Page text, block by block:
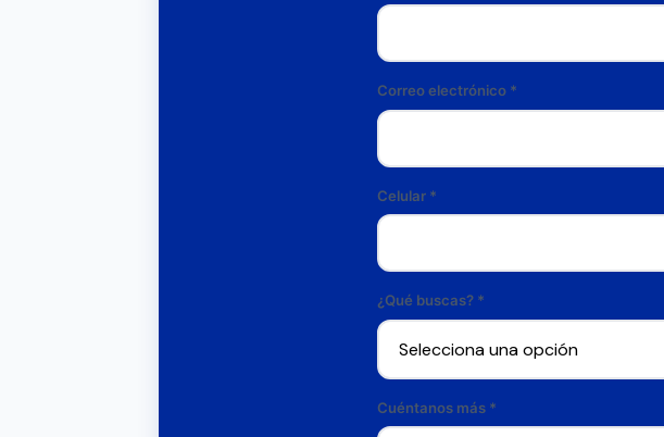
Correo electrónico *
Celular *
¿Qué buscas? *
Cuéntanos más *